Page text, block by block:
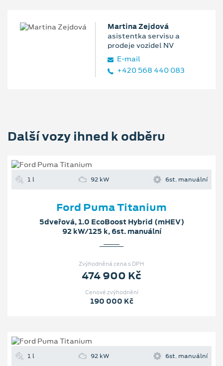
Martina Zejdová
asistentka servisu a
prodeje vozidel NV
E‑mail
+420 568 440 083
Další vozy ihned k odběru
1 l 92 kW 6st. manuální
Ford Puma Titanium
5dveřová, 1.0 EcoBoost Hybrid (mHEV)
92 kW/125 k, 6st. manuální
Zvýhodněná cena s DPH
474 900 Kč
Cenové zvýhodnění
190 000 Kč
1 l 92 kW 6st. manuální